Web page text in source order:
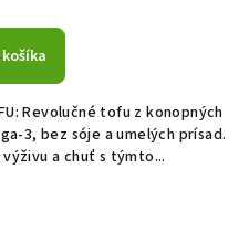
košíka
Revolučné tofu z konopných
3, bez sóje a umelých prísad.
a chuť s týmto...